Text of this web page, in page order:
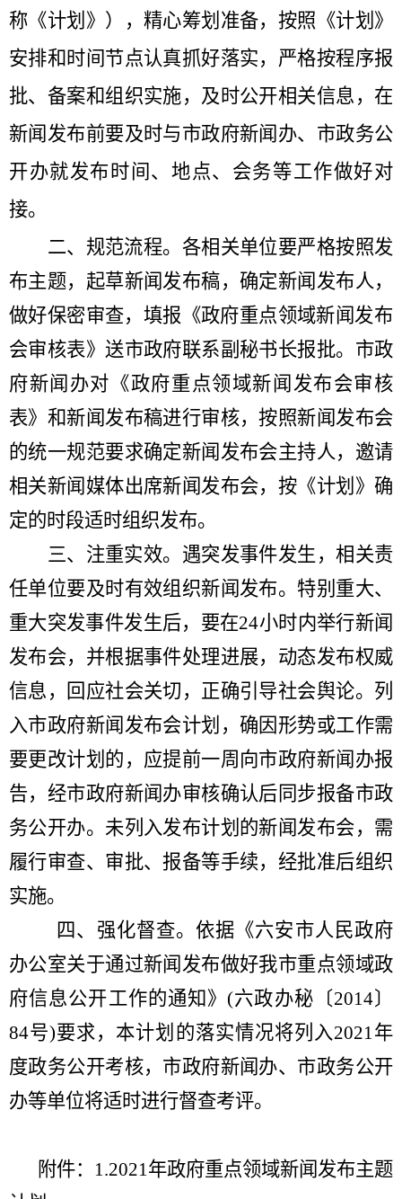
称《计划》），精心筹划准备， 按照《计划》
安排和时间节点认真抓好落实，严格按程序报
批、备案和组织实施，及时公开相关信息， 在
新闻发布前要及时与市政府新闻办、市政务公
开办就发布时间、地点、会务等工作做好对
接。
二、规范流程。 各相关单位要严格按照发
布主题，起草新闻发布稿，确定新闻发布人，
做好保密审查，填报《政府重点领域新闻发布
会审核表》送市政府联系副秘书长报批。市政
府新闻办对《政府重点领域新闻发布会审核
表》和新闻发布稿进行审核，按照新闻发布会
的统一规范要求确定新闻发布会主持人，邀请
相关新闻媒体出席新闻发布会，按《计划》确
定的时段适时组织发布。
三、注重实效。 遇突发事件发生，相关责
任单位要及时有效组织新闻发布。特别重大、
重大突发事件发生后，要在24小时内举行新闻
发布会，并根据事件处理进展，动态发布权威
信息，回应社会关切，正确引导社会舆论。列
入市政府新闻发布会计划，确因形势或工作需
要更改计划的，应提前一周向市政府新闻办报
告，经市政府新闻办审核确认后同步报备市政
务公开办。 未列入发布计划的新闻发布会，需
履行审查、审批、报备等手续，经批准后组织
实施。
四、强化督查。依据《六安市人民政府
办公室关于通过新闻发布做好我市重点领域政
府信息公开工作的通知》 (六政办秘〔2014〕
84号)要求，本计划的落实情况将列入2021年
度政务公开考核，市政府新闻办、市政务公开
办等单位将适时进行督查考评。
附件： 1.2021年政府重点领域新闻发布主题